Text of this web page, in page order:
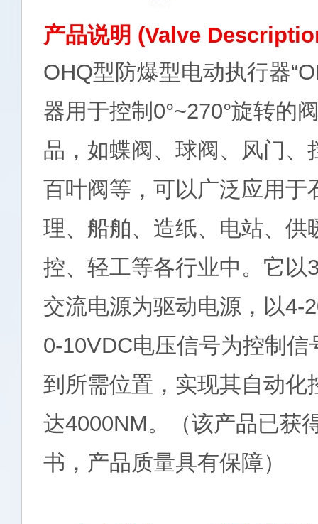
产品说明 (Valve
OHQ型防爆型电动执行器
器用于控制0°~270°旋转的
品，如蝶阀、球阀、风门、
百叶阀等，可以广泛应用于
理、船舶、造纸、电站、供
控、轻工等各行业中。它以
交流电源为驱动电源，以4-
0-10VDC电压信号为控制
到所需位置，实现其自动化
达4000NM。（该产品已获
书，产品质量具有保障）